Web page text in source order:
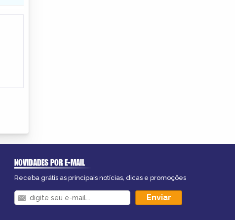
NOVIDADES POR E-MAIL
Receba grátis as principais notícias, dicas e promoções